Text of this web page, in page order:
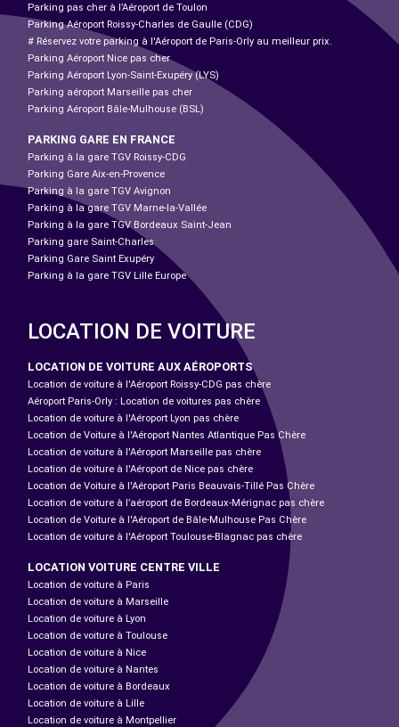
Parking pas cher à l’Aéroport de Toulon
Parking Aéroport Roissy-Charles de Gaulle (CDG)
# Réservez votre parking à l'Aéroport de Paris-Orly au meilleur prix.
Parking Aéroport Nice pas cher
Parking Aéroport Lyon-Saint-Exupéry (LYS)
Parking aéroport Marseille pas cher
Parking Aéroport Bâle-Mulhouse (BSL)
PARKING GARE EN FRANCE
Parking à la gare TGV Roissy-CDG
Parking Gare Aix-en-Provence
Parking à la gare TGV Avignon
Parking à la gare TGV Marne-la-Vallée
Parking à la gare TGV Bordeaux Saint-Jean
Parking gare Saint-Charles
Parking Gare Saint Exupéry
Parking à la gare TGV Lille Europe
LOCATION DE VOITURE
LOCATION DE VOITURE AUX AÉROPORTS
Location de voiture à l'Aéroport Roissy-CDG pas chère
Aéroport Paris-Orly : Location de voitures pas chère
Location de voiture à l'Aéroport Lyon pas chère
Location de Voiture à l'Aéroport Nantes Atlantique Pas Chère
Location de voiture à l'Aéroport Marseille pas chère
Location de voiture à l'Aéroport de Nice pas chère
Location de Voiture à l'Aéroport Paris Beauvais-Tillé Pas Chère
Location de voiture à l’aéroport de Bordeaux-Mérignac pas chère
Location de Voiture à l'Aéroport de Bâle-Mulhouse Pas Chère
Location de voiture à l'Aéroport Toulouse-Blagnac pas chère
LOCATION VOITURE CENTRE VILLE
Location de voiture à Paris
Location de voiture à Marseille
Location de voiture à Lyon
Location de voiture à Toulouse
Location de voiture à Nice
Location de voiture à Nantes
Location de voiture à Bordeaux
Location de voiture à Lille
Location de voiture à Montpellier